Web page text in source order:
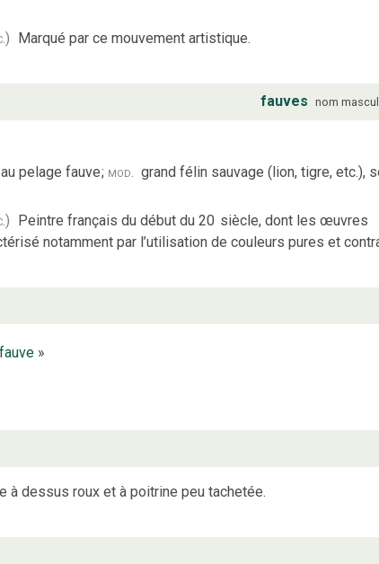
Marqué par ce mouvement artistique.
fauves nom
pelage fauve; mod. grand félin sauvage (lion, tigre, etc.),
Peintre français du début du 20 siècle, dont les œuvres
notamment par l’utilisation de couleurs pures et
fauve »
à dessus roux et à poitrine peu tachetée.